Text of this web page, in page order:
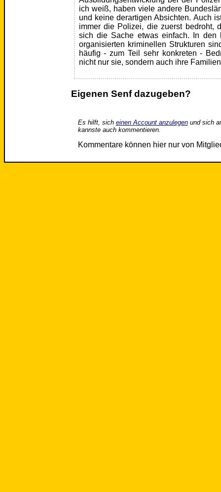
ich weiß, haben viele andere
und keine derartigen Absichten. Auch
immer die Polizei, die zuerst bedroht,
sich die Sache etwas einfach. In den
organisierten kriminellen Strukturen
häufig - zum Teil sehr konkreten -
nicht nur sie, sondern auch ihre
Eigenen Senf dazugeben?
Es hilft, sich einen Account anzulegenund sich
kannste auch kommentieren.
Kommentare können hier nur von